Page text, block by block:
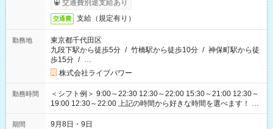
交通費別途支給あり
交通費 支給（規定有り）
勤務地
東京都千代田区
九段下駅から徒歩5分 / 竹橋駅から徒歩10分 / 神保町駅から徒
歩15分 / …
株式会社ライブパワー
勤務時間
＜シフト例＞ 9:00～22:30 12:30～22:00 15:30～21:00 12:30～
19:00 12:30～22:00 上記の時間から好きな時間を選べます！ ※
時間は変更となる可能性があります
期間 9月8日・9日